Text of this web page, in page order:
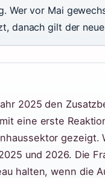
Wer vor Mai
danach gilt der
2025 den
eine erste
gezeigt.
und 2026. Die
halten, wenn die